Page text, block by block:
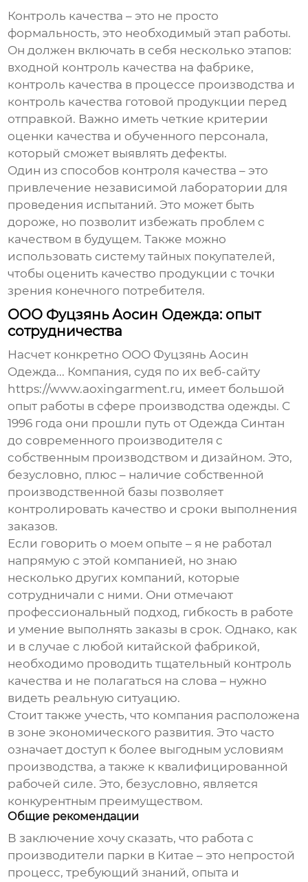
Контроль качества – это не просто
формальность, это необходимый этап работы.
Он должен включать в себя несколько этапов:
входной контроль качества на фабрике,
контроль качества в процессе производства и
контроль качества готовой продукции перед
отправкой. Важно иметь четкие критерии
оценки качества и обученного персонала,
который сможет выявлять дефекты.
Один из способов контроля качества – это
привлечение независимой лаборатории для
проведения испытаний. Это может быть
дороже, но позволит избежать проблем с
качеством в будущем. Также можно
использовать систему тайных покупателей,
чтобы оценить качество продукции с точки
зрения конечного потребителя.
ООО Фуцзянь Аосин Одежда: опыт
сотрудничества
Насчет конкретно ООО Фуцзянь Аосин
Одежда... Компания, судя по их веб-сайту
https://www.aoxingarment.ru, имеет большой
опыт работы в сфере производства одежды. С
1996 года они прошли путь от Одежда Синтан
до современного производителя с
собственным производством и дизайном. Это,
безусловно, плюс – наличие собственной
производственной базы позволяет
контролировать качество и сроки выполнения
заказов.
Если говорить о моем опыте – я не работал
напрямую с этой компанией, но знаю
несколько других компаний, которые
сотрудничали с ними. Они отмечают
профессиональный подход, гибкость в работе
и умение выполнять заказы в срок. Однако, как
и в случае с любой китайской фабрикой,
необходимо проводить тщательный контроль
качества и не полагаться на слова – нужно
видеть реальную ситуацию.
Стоит также учесть, что компания расположена
в зоне экономического развития. Это часто
означает доступ к более выгодным условиям
производства, а также к квалифицированной
рабочей силе. Это, безусловно, является
конкурентным преимуществом.
Общие рекомендации
В заключение хочу сказать, что работа с
производители парки в Китае – это непростой
процесс, требующий знаний, опыта и